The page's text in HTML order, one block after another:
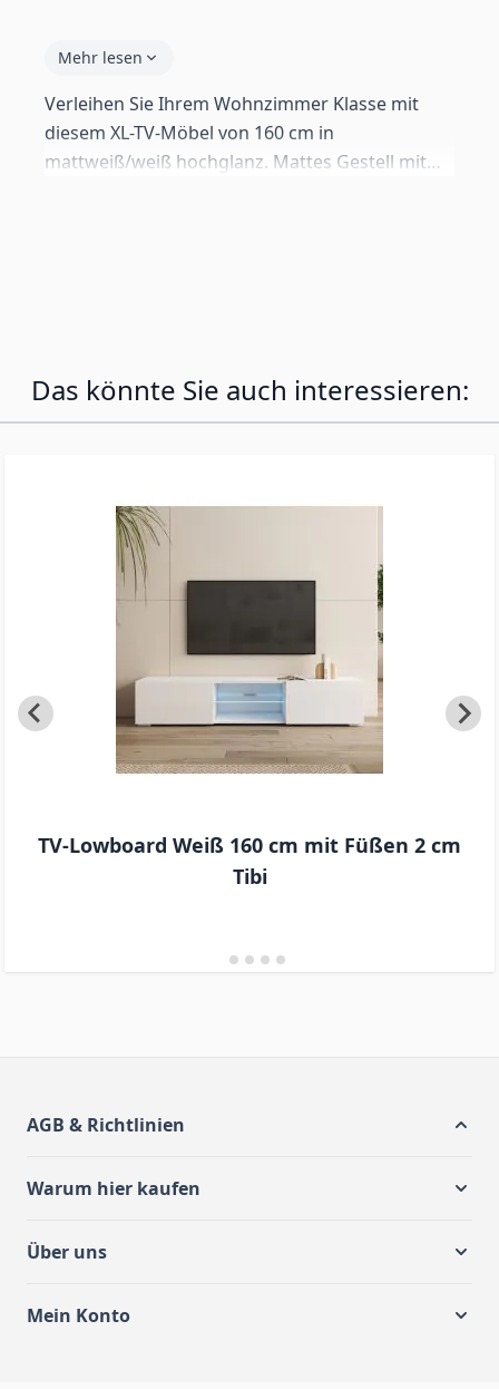
Mehr lesen
Verleihen Sie Ihrem Wohnzimmer Klasse mit
diesem XL-TV-Möbel von 160 cm in
mattweiß/weiß hochglanz. Mattes Gestell mit
Das könnte Sie auch interessieren:
TV-Lowboard Weiß 160 cm mit Füßen 2 cm
Tibi
AGB & Richtlinien
Warum hier kaufen
Über uns
Mein Konto